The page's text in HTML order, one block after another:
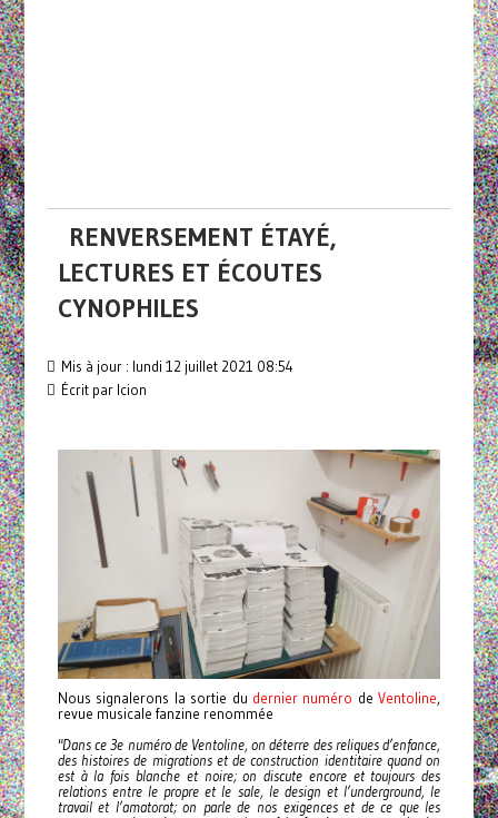
RENVERSEMENT ÉTAYÉ,
LECTURES ET ÉCOUTES
CYNOPHILES
Mis à jour : lundi 12 juillet 2021 08:54
Écrit par Icion
Nous signalerons la sortie du dernier numéro deVentoline,
revue musicale fanzine renommée
"Dans ce 3e numéro de Ventoline, on déterre des reliques d’enfance,
des histoires de migrations et de construction identitaire quand on
est à la fois blanche et noire; on discute encore et toujours des
relations entre le propre et le sale, le design et l’underground, le
travail et l’amatorat; on parle de nos exigences et de ce que les